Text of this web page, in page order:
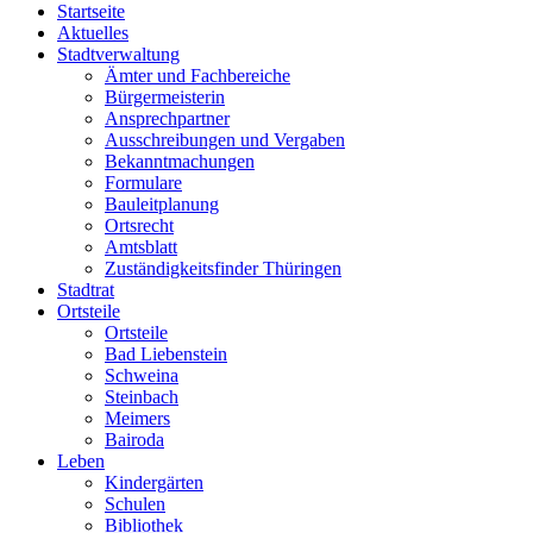
Startseite
Aktuelles
Stadtverwaltung
Ämter und Fachbereiche
Bürgermeisterin
Ansprechpartner
Ausschreibungen und Vergaben
Bekanntmachungen
Formulare
Bauleitplanung
Ortsrecht
Amtsblatt
Zuständigkeitsfinder Thüringen
Stadtrat
Ortsteile
Ortsteile
Bad Liebenstein
Schweina
Steinbach
Meimers
Bairoda
Leben
Kindergärten
Schulen
Bibliothek